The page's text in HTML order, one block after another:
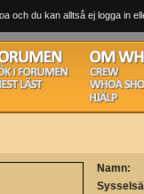
och du kan alltså ej logga in
Namn: